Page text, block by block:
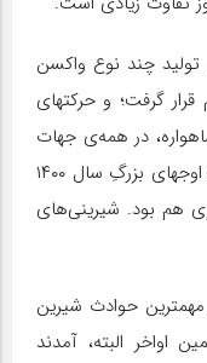
چند نوع واکسن
گرفت؛ و حرکتهای
در همه‌ی جهات
بحمدالله کشور کارهای مهمی داشت. اینها اوجهای بزرگِ سال ۱۴۰۰
هم بود. شیرینی‌های
حوادث شیرین
اواخر البته، آمدند